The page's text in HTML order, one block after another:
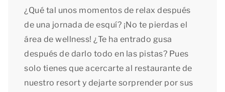
¿Qué tal unos momentos de relax después
de una jornada de esquí? ¡No te pierdas el
área de wellness! ¿Te ha entrado gusa
después de darlo todo en las pistas? Pues
solo tienes que acercarte al restaurante de
nuestro resort y dejarte sorprender por sus